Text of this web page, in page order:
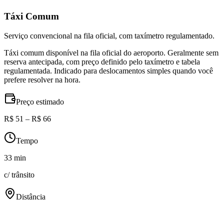
Táxi Comum
Serviço convencional na fila oficial, com taxímetro regulamentado.
Táxi comum disponível na fila oficial do aeroporto. Geralmente sem
reserva antecipada, com preço definido pelo taxímetro e tabela
regulamentada. Indicado para deslocamentos simples quando você
prefere resolver na hora.
Preço estimado
R$ 51 – R$ 66
Tempo
33 min
c/ trânsito
Distância